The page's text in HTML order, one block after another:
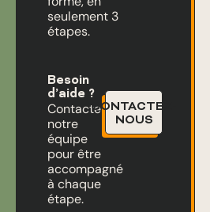
seulement 3
étapes.
Besoin
d’aide ?
Contactez
notre
équipe
pour être
accompagné
à chaque
étape.
CONTACTEZ-
NOUS